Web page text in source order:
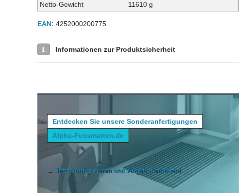
Netto-Gewicht
11610 g
EAN: 4252000200775
Informationen zur Produktsicherheit
Entdecken Sie unsere Sonderanfertigungen
Alpha-Fussmatten.de
→ Jetzt konfigurieren und Angebot erhalten!